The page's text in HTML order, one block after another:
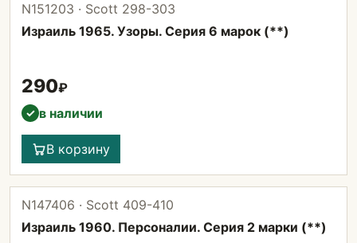
N151203 · Scott 298-303
Израиль 1965. Узоры. Серия 6 марок (**)
290₽
✓ в наличии
В корзину
N147406 · Scott 409-410
Израиль 1960. Персоналии. Серия 2 марки (**)